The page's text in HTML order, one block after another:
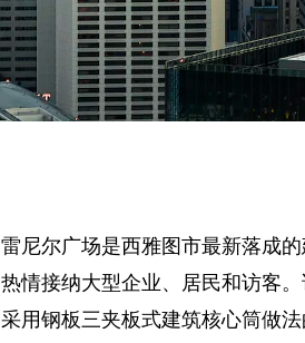
雷尼尔广场是西雅图市最新落成
热情接纳大型企业、居民和访客
采用钢板三夹板式建筑核心筒做